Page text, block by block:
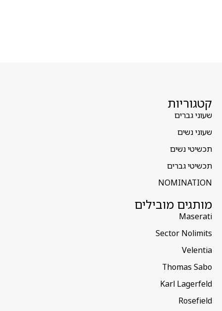
קטגוריות
שעוני גברים
שעוני נשים
תכשיטי נשים
תכשיטי גברים
NOMINATION
מותגים מובילים
Maserati
Sector Nolimits
Velentia
Thomas Sabo
Karl Lagerfeld
Rosefield